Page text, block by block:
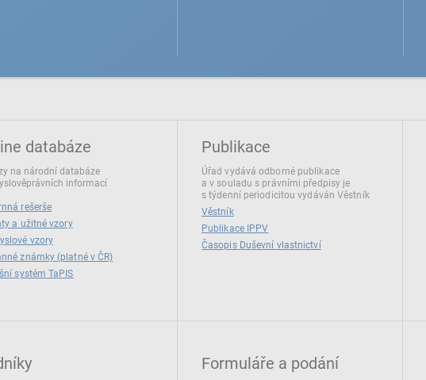
databáze
na národní databáze
informací
rešerše
a užitné vzory
vzory
známky (platné v ČR)
systém TaPIS
Publikace
Úřad vydává odborné publikace
a v souladu s právními předpisy je
s týdenní periodicitou vydáván Věstník
Věstník
Publikace IPPV
Časopis Duševní vlastnictví
Formuláře a podání